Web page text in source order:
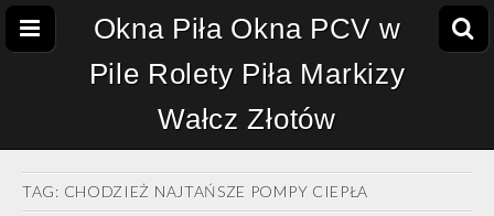
Okna Piła Okna PCV w
Pile Rolety Piła Markizy
Wałcz Złotów
TAG: CHODZIEŻ NAJTAŃSZE POMPY CIEPŁA